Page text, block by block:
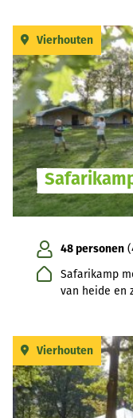
Vierhouten
48 personen
Safarikamp
van heide en
Vierhouten